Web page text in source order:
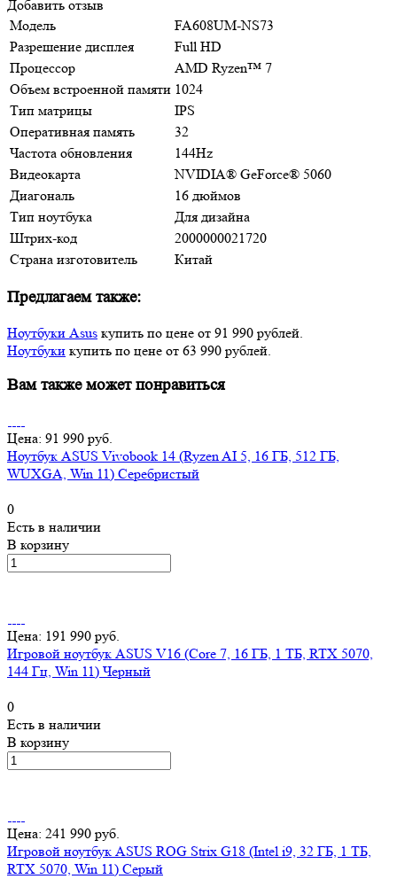
Добавить отзыв
Модель
FA608UM-NS73
Разрешение дисплея
Full HD
Процессор
AMD Ryzen™ 7
Объем встроенной памяти 1024
Тип матрицы
IPS
Оперативная память
32
Частота обновления
144Hz
Видеокарта
NVIDIА® GеFоrсе® 5060
Диагональ
16 дюймов
Тип ноутбука
Для дизайна
Штрих-код
2000000021720
Страна изготовитель
Китай
Предлагаем также:
Ноутбуки Asus купить по цене от 91 990 рублей.
Ноутбуки купить по цене от 63 990 рублей.
Вам также может понравиться
Цена: 91 990 руб.
Ноутбук ASUS Vivobook 14 (Ryzen AI 5, 16 ГБ, 512 ГБ,
WUXGA, Win 11) Серебристый
0
Есть в наличии
В корзину
Цена: 191 990 руб.
Игровой ноутбук ASUS V16 (Core 7, 16 ГБ, 1 ТБ, RTX 5070,
144 Гц, Win 11) Черный
0
Есть в наличии
В корзину
Цена: 241 990 руб.
Игровой ноутбук ASUS ROG Strix G18 (Intel i9, 32 ГБ, 1 ТБ,
RTX 5070, Win 11) Серый